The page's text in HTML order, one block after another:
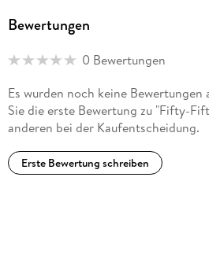
Bewertungen
0 Bewertungen
Es wurden noch keine Bewertungen
Sie die erste Bewertung zu "Fifty-
anderen bei der Kaufentscheidung.
Erste Bewertung schreiben